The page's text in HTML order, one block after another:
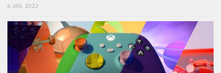
4 JAN, 2022